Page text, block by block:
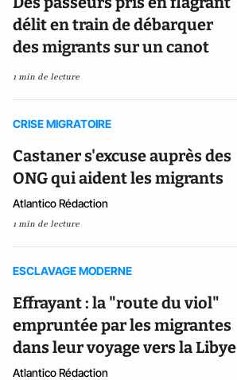
délit en train de débarquer
des migrants sur un canot
1 min de lecture
CRISE MIGRATOIRE
Castaner s'excuse auprès des
ONG qui aident les migrants
Atlantico Rédaction
1 min de lecture
ESCLAVAGE MODERNE
Effrayant : la "route du viol"
empruntée par les migrantes
dans leur voyage vers la Libye
Atlantico Rédaction